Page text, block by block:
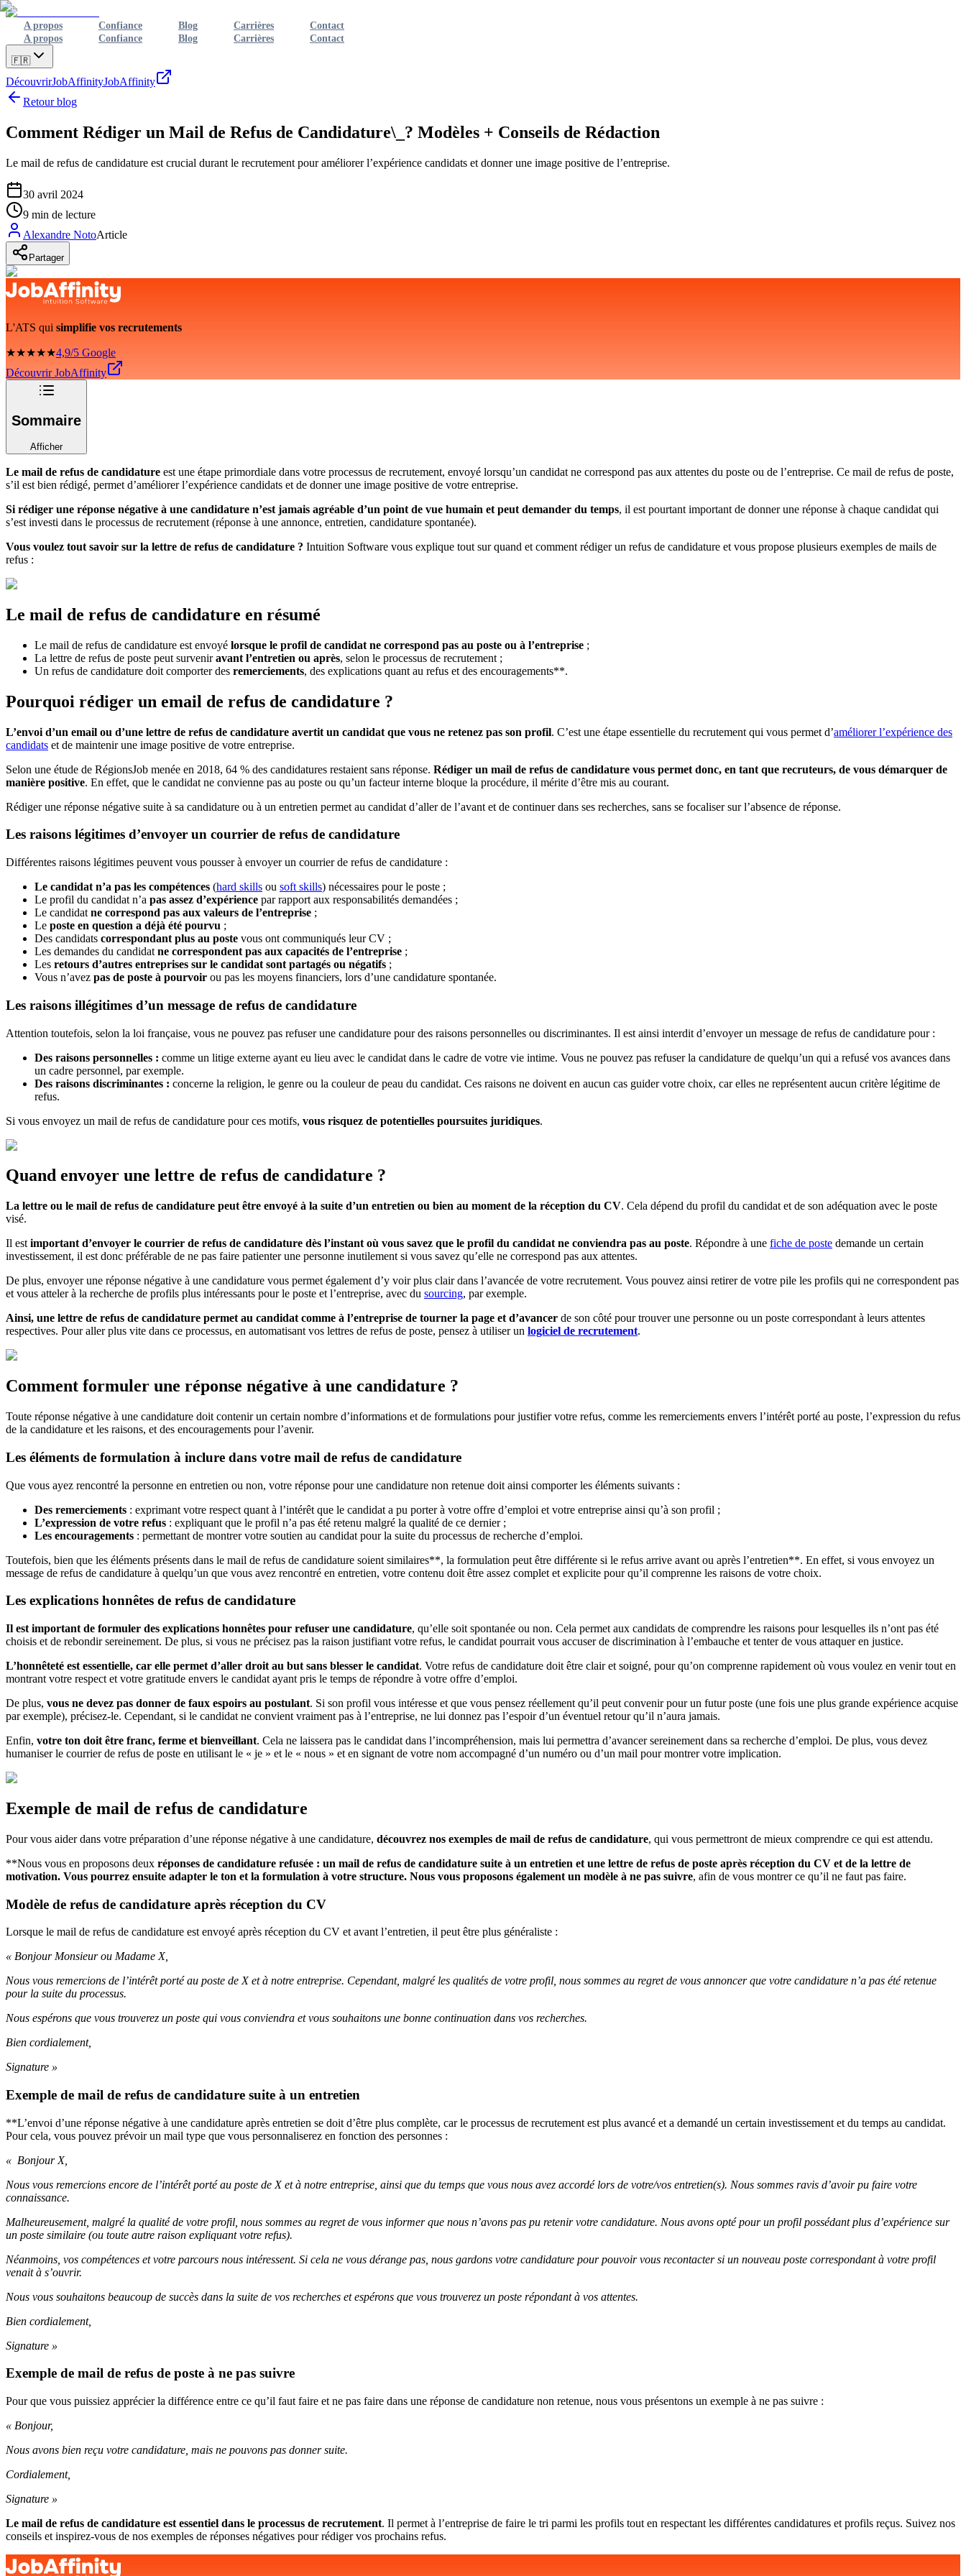
A propos Confiance Blog Carrières
Contact
A propos
Confiance Blog Carrières Contact
🇫🇷
DécouvrirJobAffinityJobAffinity
Retour blog
Comment Rédiger un Mail de Refus de Candidature\_? Modèles + Conseils de Rédaction
Le mail de refus de candidature est crucial durant le recrutement pour améliorer l’expérience candidats et donner une image positive de l’entreprise.
30 avril 2024
9 min de lecture
Alexandre NotoArticle
Partager
L'ATS qui simplifie vos recrutements
★★★★★4,9/5 Google
Découvrir JobAffinity
Sommaire
Afficher
Le mail de refus de candidature est une étape primordiale dans votre processus de recrutement, envoyé lorsqu’un candidat ne correspond pas aux attentes du poste ou de l’entreprise. Ce mail de refus de poste,
s’il est bien rédigé, permet d’améliorer l’expérience candidats et de donner une image positive de votre entreprise.
Si rédiger une réponse négative à une candidature n’est jamais agréable d’un point de vue humain et peut demander du temps, il est pourtant important de donner une réponse à chaque candidat qui
s’est investi dans le processus de recrutement (réponse à une annonce, entretien, candidature spontanée).
Vous voulez tout savoir sur la lettre de refus de candidature ? Intuition Software vous explique tout sur quand et comment rédiger un refus de candidature et vous propose plusieurs exemples de mails de
refus :
Le mail de refus de candidature en résumé
Le mail de refus de candidature est envoyé lorsque le profil de candidat ne correspond pas au poste ou à l’entreprise ;
La lettre de refus de poste peut surveniravant l’entretien ou après, selon le processus de recrutement ;
Un refus de candidature doit comporter des remerciements, des explications quant au refus et des encouragements**.
Pourquoi rédiger un email de refus de candidature ?
L’envoi d’un email ou d’une lettre de refus de candidature avertit un candidat que vous ne retenez pas son profil. C’est une étape essentielle du recrutement qui vous permet d’améliorer l’expérience des
candidats et de maintenir une image positive de votre entreprise.
Selon une étude de RégionsJob menée en 2018, 64 % des candidatures restaient sans réponse. Rédiger un mail de refus de candidature vous permet donc, en tant que recruteurs, de vous démarquer de
manière positive. En effet, que le candidat ne convienne pas au poste ou qu’un facteur interne bloque la procédure, il mérite d’être mis au courant.
Rédiger une réponse négative suite à sa candidature ou à un entretien permet au candidat d’aller de l’avant et de continuer dans ses recherches, sans se focaliser sur l’absence de réponse.
Les raisons légitimes d’envoyer un courrier de refus de candidature
Différentes raisons légitimes peuvent vous pousser à envoyer un courrier de refus de candidature :
Le candidat n’a pas les compétences (hard skills ou soft skills) nécessaires pour le poste ;
Le profil du candidat n’a pas assez d’expérience par rapport aux responsabilités demandées ;
Le candidat ne correspond pas aux valeurs de l’entreprise ;
Le poste en question a déjà été pourvu ;
Des candidats correspondant plus au poste vous ont communiqués leur CV ;
Les demandes du candidat ne correspondent pas aux capacités de l’entreprise ;
Les retours d’autres entreprises sur le candidat sont partagés ou négatifs ;
Vous n’avez pas de poste à pourvoir ou pas les moyens financiers, lors d’une candidature spontanée.
Les raisons illégitimes d’un message de refus de candidature
Attention toutefois, selon la loi française, vous ne pouvez pas refuser une candidature pour des raisons personnelles ou discriminantes. Il est ainsi interdit d’envoyer un message de refus de candidature pour :
Des raisons personnelles : comme un litige externe ayant eu lieu avec le candidat dans le cadre de votre vie intime. Vous ne pouvez pas refuser la candidature de quelqu’un qui a refusé vos avances dans
un cadre personnel, par exemple.
Des raisons discriminantes : concerne la religion, le genre ou la couleur de peau du candidat. Ces raisons ne doivent en aucun cas guider votre choix, car elles ne représentent aucun critère légitime de
refus.
Si vous envoyez un mail de refus de candidature pour ces motifs, vous risquez de potentielles poursuites juridiques.
Quand envoyer une lettre de refus de candidature ?
La lettre ou le mail de refus de candidature peut être envoyé à la suite d’un entretien ou bien au moment de la réception du CV. Cela dépend du profil du candidat et de son adéquation avec le poste
visé.
Il est important d’envoyer le courrier de refus de candidature dès l’instant où vous savez que le profil du candidat ne conviendra pas au poste. Répondre à une fiche de poste demande un certain
investissement, il est donc préférable de ne pas faire patienter une personne inutilement si vous savez qu’elle ne correspond pas aux attentes.
De plus, envoyer une réponse négative à une candidature vous permet également d’y voir plus clair dans l’avancée de votre recrutement. Vous pouvez ainsi retirer de votre pile les profils qui ne correspondent pas
et vous atteler à la recherche de profils plus intéressants pour le poste et l’entreprise, avec du sourcing, par exemple.
Ainsi, une lettre de refus de candidature permet au candidat comme à l’entreprise de tourner la page et d’avancer de son côté pour trouver une personne ou un poste correspondant à leurs attentes
respectives. Pour aller plus vite dans ce processus, en automatisant vos lettres de refus de poste, pensez à utiliser un logiciel de recrutement.
Comment formuler une réponse négative à une candidature ?
Toute réponse négative à une candidature doit contenir un certain nombre d’informations et de formulations pour justifier votre refus, comme les remerciements envers l’intérêt porté au poste, l’expression du refus
de la candidature et les raisons, et des encouragements pour l’avenir.
Les éléments de formulation à inclure dans votre mail de refus de candidature
Que vous ayez rencontré la personne en entretien ou non, votre réponse pour une candidature non retenue doit ainsi comporter les éléments suivants :
Des remerciements : exprimant votre respect quant à l’intérêt que le candidat a pu porter à votre offre d’emploi et votre entreprise ainsi qu’à son profil ;
L’expression de votre refus : expliquant que le profil n’a pas été retenu malgré la qualité de ce dernier ;
Les encouragements : permettant de montrer votre soutien au candidat pour la suite du processus de recherche d’emploi.
Toutefois, bien que les éléments présents dans le mail de refus de candidature soient similaires**, la formulation peut être différente si le refus arrive avant ou après l’entretien**. En effet, si vous envoyez un
message de refus de candidature à quelqu’un que vous avez rencontré en entretien, votre contenu doit être assez complet et explicite pour qu’il comprenne les raisons de votre choix.
Les explications honnêtes de refus de candidature
Il est important de formuler des explications honnêtes pour refuser une candidature, qu’elle soit spontanée ou non. Cela permet aux candidats de comprendre les raisons pour lesquelles ils n’ont pas été
choisis et de rebondir sereinement. De plus, si vous ne précisez pas la raison justifiant votre refus, le candidat pourrait vous accuser de discrimination à l’embauche et tenter de vous attaquer en justice.
L’honnêteté est essentielle, car elle permet d’aller droit au but sans blesser le candidat. Votre refus de candidature doit être clair et soigné, pour qu’on comprenne rapidement où vous voulez en venir tout en
montrant votre respect et votre gratitude envers le candidat ayant pris le temps de répondre à votre offre d’emploi.
De plus, vous ne devez pas donner de faux espoirs au postulant. Si son profil vous intéresse et que vous pensez réellement qu’il peut convenir pour un futur poste (une fois une plus grande expérience acquise
par exemple), précisez-le. Cependant, si le candidat ne convient vraiment pas à l’entreprise, ne lui donnez pas l’espoir d’un éventuel retour qu’il n’aura jamais.
Enfin, votre ton doit être franc, ferme et bienveillant. Cela ne laissera pas le candidat dans l’incompréhension, mais lui permettra d’avancer sereinement dans sa recherche d’emploi. De plus, vous devez
humaniser le courrier de refus de poste en utilisant le « je » et le « nous » et en signant de votre nom accompagné d’un numéro ou d’un mail pour montrer votre implication.
Exemple de mail de refus de candidature
Pour vous aider dans votre préparation d’une réponse négative à une candidature, découvrez nos exemples de mail de refus de candidature, qui vous permettront de mieux comprendre ce qui est attendu.
**Nous vous en proposons deux réponses de candidature refusée : un mail de refus de candidature suite à un entretien et une lettre de refus de poste après réception du CV et de la lettre de
motivation. Vous pourrez ensuite adapter le ton et la formulation à votre structure. Nous vous proposons également un modèle à ne pas suivre, afin de vous montrer ce qu’il ne faut pas faire.
Modèle de refus de candidature après réception du CV
Lorsque le mail de refus de candidature est envoyé après réception du CV et avant l’entretien, il peut être plus généraliste :
« Bonjour Monsieur ou Madame X,
Nous vous remercions de l’intérêt porté au poste de X et à notre entreprise. Cependant, malgré les qualités de votre profil, nous sommes au regret de vous annoncer que votre candidature n’a pas été retenue
pour la suite du processus.
Nous espérons que vous trouverez un poste qui vous conviendra et vous souhaitons une bonne continuation dans vos recherches.
Bien cordialement,
Signature »
Exemple de mail de refus de candidature suite à un entretien
**L’envoi d’une réponse négative à une candidature après entretien se doit d’être plus complète, car le processus de recrutement est plus avancé et a demandé un certain investissement et du temps au candidat.
Pour cela, vous pouvez prévoir un mail type que vous personnaliserez en fonction des personnes :
« Bonjour X,
Nous vous remercions encore de l’intérêt porté au poste de X et à notre entreprise, ainsi que du temps que vous nous avez accordé lors de votre/vos entretien(s). Nous sommes ravis d’avoir pu faire votre
connaissance.
Malheureusement, malgré la qualité de votre profil, nous sommes au regret de vous informer que nous n’avons pas pu retenir votre candidature. Nous avons opté pour un profil possédant plus d’expérience sur
un poste similaire (ou toute autre raison expliquant votre refus).
Néanmoins, vos compétences et votre parcours nous intéressent. Si cela ne vous dérange pas, nous gardons votre candidature pour pouvoir vous recontacter si un nouveau poste correspondant à votre profil
venait à s’ouvrir.
Nous vous souhaitons beaucoup de succès dans la suite de vos recherches et espérons que vous trouverez un poste répondant à vos attentes.
Bien cordialement,
Signature »
Exemple de mail de refus de poste à ne pas suivre
Pour que vous puissiez apprécier la différence entre ce qu’il faut faire et ne pas faire dans une réponse de candidature non retenue, nous vous présentons un exemple à ne pas suivre :
« Bonjour,
Nous avons bien reçu votre candidature, mais ne pouvons pas donner suite.
Cordialement,
Signature »
Le mail de refus de candidature est essentiel dans le processus de recrutement. Il permet à l’entreprise de faire le tri parmi les profils tout en respectant les différentes candidatures et profils reçus. Suivez nos
conseils et inspirez-vous de nos exemples de réponses négatives pour rédiger vos prochains refus.